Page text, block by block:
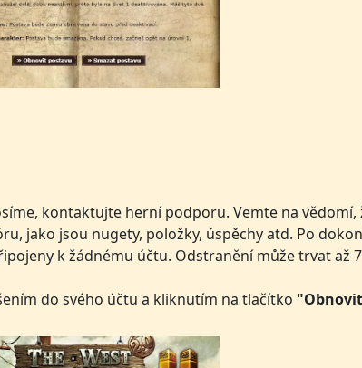
kontaktujte herní podporu. Vemte na vědomí,
jako jsou nugety, položky, úspěchy atd. Po
k žádnému účtu. Odstranění může trvat až
do svého účtu a kliknutím na tlačítko "